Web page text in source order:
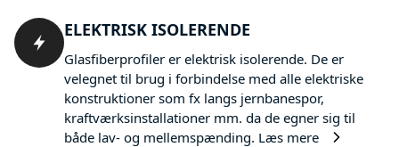
ELEKTRISK ISOLERENDE
Glasfiberprofiler er elektrisk isolerende. De er
velegnet til brug i forbindelse med alle elektriske
konstruktioner som fx langs jernbanespor,
kraftværksinstallationer mm. da de egner sig til
både lav- og mellemspænding. Læs mere